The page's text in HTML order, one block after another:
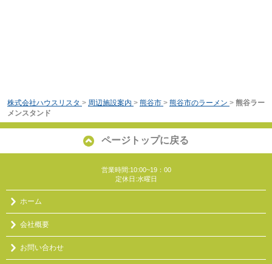
株式会社ハウスリスタ > 周辺施設案内 > 熊谷市 > 熊谷市のラーメン > 熊谷ラー
メンスタンド
ページトップに戻る
営業時間:10:00~19：00
定休日:水曜日
ホーム
会社概要
お問い合わせ